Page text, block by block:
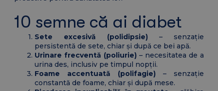
10 semne că ai diabet
Sete excesivă (polidipsie) – senzație
persistentă de sete, chiar și după ce bei apă.
Urinare frecventă (poliurie)– necesitatea de a
urina des, inclusiv pe timpul nopții.
Foame accentuată (polifagie) – senzație
constantă de foame, chiar și după mese.